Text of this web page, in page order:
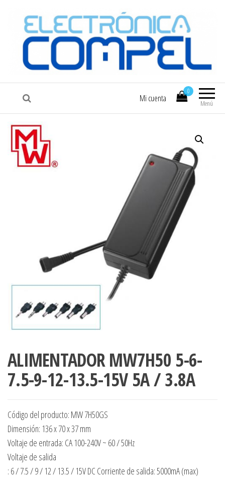
COMPEL Electrónica COMPEL
Menú
0
Mi cuenta
ALIMENTADOR MW7H50 5-6-
7.5-9-12-13.5-15V 5A / 3.8A
Código del producto: MW 7H50GS
Dimensión: 136 x 70 x 37 mm
Voltaje de entrada: CA 100-240V ~ 60 / 50Hz
Voltaje de salida
: 6 / 7.5 / 9 / 12 / 13.5 / 15V DC Corriente de salida: 5000mA (max)